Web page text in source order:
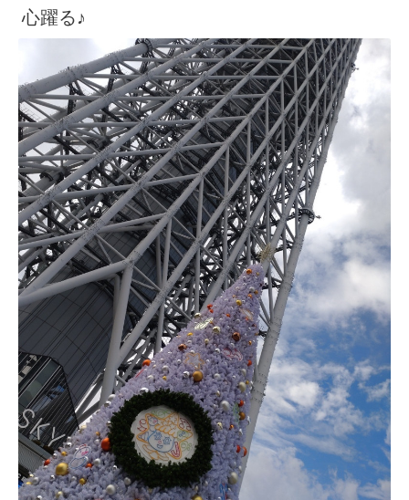
心躍る♪